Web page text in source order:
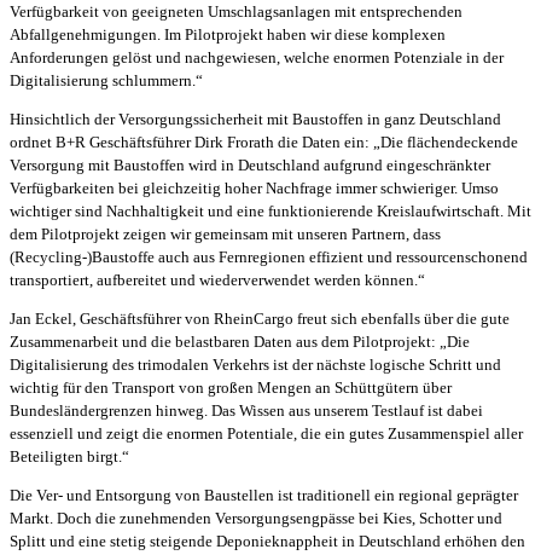
Verfügbarkeit von geeigneten Umschlagsanlagen mit entsprechenden
Abfallgenehmigungen. Im Pilotprojekt haben wir diese komplexen
Anforderungen gelöst und nachgewiesen, welche enormen Potenziale in der
Digitalisierung schlummern.“
Hinsichtlich der Versorgungssicherheit mit Baustoffen in ganz Deutschland
ordnet B+R Geschäftsführer Dirk Frorath die Daten ein: „Die flächendeckende
Versorgung mit Baustoffen wird in Deutschland aufgrund eingeschränkter
Verfügbarkeiten bei gleichzeitig hoher Nachfrage immer schwieriger. Umso
wichtiger sind Nachhaltigkeit und eine funktionierende Kreislaufwirtschaft. Mit
dem Pilotprojekt zeigen wir gemeinsam mit unseren Partnern, dass
(Recycling-)Baustoffe auch aus Fernregionen effizient und ressourcenschonend
transportiert, aufbereitet und wiederverwendet werden können.“
Jan Eckel, Geschäftsführer von RheinCargo freut sich ebenfalls über die gute
Zusammenarbeit und die belastbaren Daten aus dem Pilotprojekt: „Die
Digitalisierung des trimodalen Verkehrs ist der nächste logische Schritt und
wichtig für den Transport von großen Mengen an Schüttgütern über
Bundesländergrenzen hinweg. Das Wissen aus unserem Testlauf ist dabei
essenziell und zeigt die enormen Potentiale, die ein gutes Zusammenspiel aller
Beteiligten birgt.“
Die Ver- und Entsorgung von Baustellen ist traditionell ein regional geprägter
Markt. Doch die zunehmenden Versorgungsengpässe bei Kies, Schotter und
Splitt und eine stetig steigende Deponieknappheit in Deutschland erhöhen den